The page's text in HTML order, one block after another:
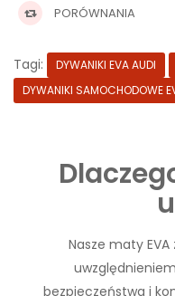
PORÓWNANIA
Tagi: DYWANIKI EVA AUDI
DYWANIKI SAMOCHODOWE
Nasze maty
bezpieczeństwa i